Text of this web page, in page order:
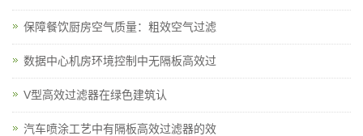
保障餐饮厨房空气质量：粗效空气过滤
数据中心机房环境控制中无隔板高效过
V型高效过滤器在绿色建筑认
汽车喷涂工艺中有隔板高效过滤器的效